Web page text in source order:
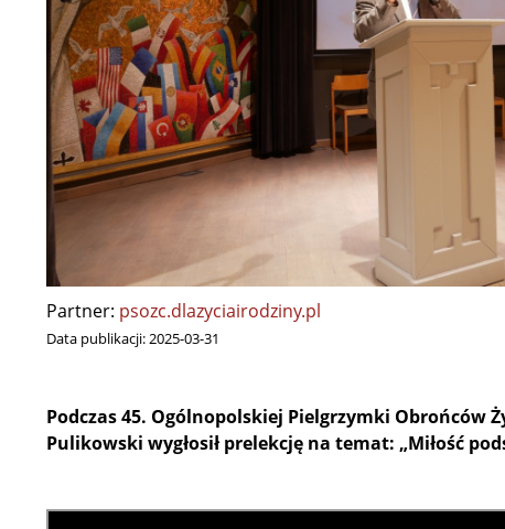
Partner: psozc.dlazyciairodziny.pl
Data publikacji:2025-03-31
Podczas 45. Ogólnopolskiej Pielgrzymki Obrońców
Pulikowski wygłosił prelekcję na temat: „Miłość